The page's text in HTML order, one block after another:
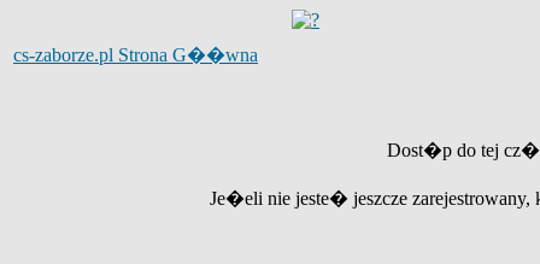
cs-zaborze.pl Strona G��wna
Dost�p do tej
Je�eli nie jeste� jeszcze